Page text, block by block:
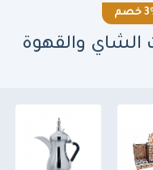
خصم
والقهوة